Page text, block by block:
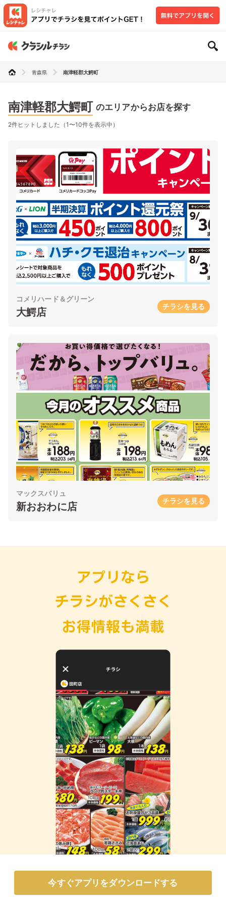
青森県 南津軽郡大鰐町
南津軽郡大鰐町 のエリアからお店を探す
2件ヒットしました（1〜10件を表示中）
コメリハード＆グリーン
大鰐店 チラシを見る
マックスバリュ
新おおわに店 チラシを見る
今すぐアプリをダウンロードする